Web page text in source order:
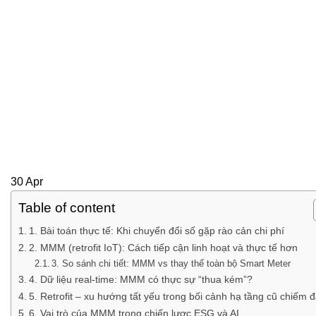
30Apr
Table of content
1. Bài toán thực tế: Khi chuyển đổi số gặp rào cản chi phí
2. MMM (retrofit IoT): Cách tiếp cận linh hoạt và thực tế hơn
3. So sánh chi tiết: MMM vs thay thế toàn bộ Smart Meter
4. Dữ liệu real-time: MMM có thực sự “thua kém”?
5. Retrofit – xu hướng tất yếu trong bối cảnh hạ tầng cũ chiếm
6. Vai trò của MMM trong chiến lược ESG và AI